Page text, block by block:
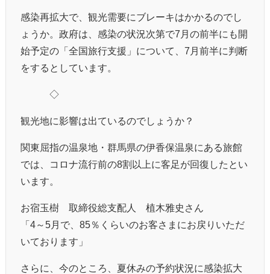
感染再拡大で、観光需要にブレーキはかかるのでし
ょうか。政府は、感染の状況次第で7月の前半にも開
始予定の「全国旅行支援」について、7月前半に判断
をするとしています。
◇
観光地に影響は出ているのでしょうか？
関東屈指の温泉地・群馬県の伊香保温泉にある旅館
では、コロナ流行前の8割以上に客足が回復したとい
います。
お宿玉樹 取締役総支配人 植木雅史さん
「4～5月で、85％くらいのお客さまにお戻りいただ
いております」
さらに、今のところ、夏休みの予約状況に感染拡大